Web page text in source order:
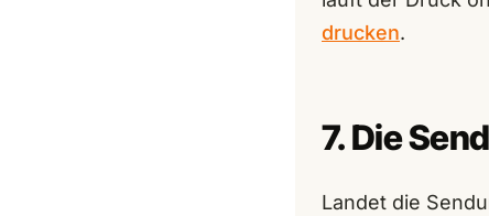
drucken.
7. Die
Landet die